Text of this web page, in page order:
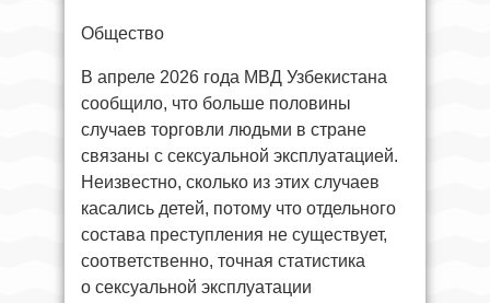
Общество
В апреле 2026 года МВД Узбекистана
сообщило, что больше половины
случаев торговли людьми в стране
связаны с сексуальной эксплуатацией.
Неизвестно, сколько из этих случаев
касались детей, потому что отдельного
состава преступления не существует,
соответственно, точная статистика
о сексуальной эксплуатации